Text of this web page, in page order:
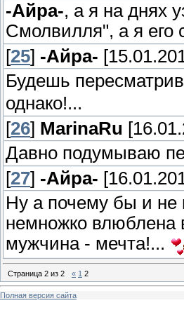
-Айра-, а я на днях
Смолвилля", а я его
[25] -Айра-
Будешь
однако!...
[26] MarinaRu
Давно подумываю
[27] -Айра-
Ну а почему бы и
немножко влюблена
мужчина - мечта!...
Страница 2 из 2 « 1 2
Полная версия сайта